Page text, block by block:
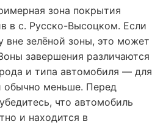
зона покрытия
в с. Русско-Высоцком. Если
вне зелёной зоны, это может
завершения различаются
и типа автомобиля — для
обычно меньше. Перед
что автомобиль
и находится в